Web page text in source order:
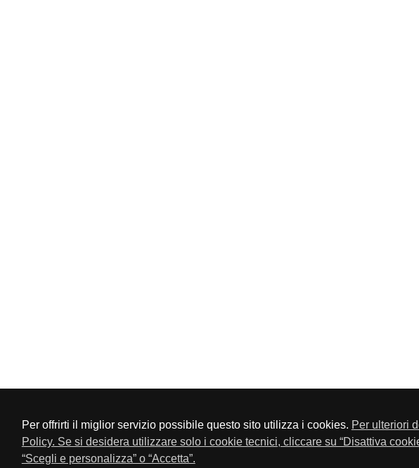
Per offrirti il miglior servizio possibile questo sito utilizza i cookies. Per ulteriori
Policy. Se si desidera utilizzare solo i cookie tecnici, cliccare su “Disattiva
“Scegli e personalizza” o “Accetta”.
Via F.Lippi, 30 25134 Brescia P.Iva 01548020179 - Telefono 030-23076 - Fax 030-2304108